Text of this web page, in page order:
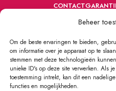
Beheer
Om de beste ervaringen te bieden,
om informatie over je apparaat op te
stemmen met deze technologieën
unieke ID's op deze site verwerken. Als
toestemming intrekt, kan dit een
functies en mogelijkheden.
CONTACT
VOORDEFUN.NL 2022 Powered